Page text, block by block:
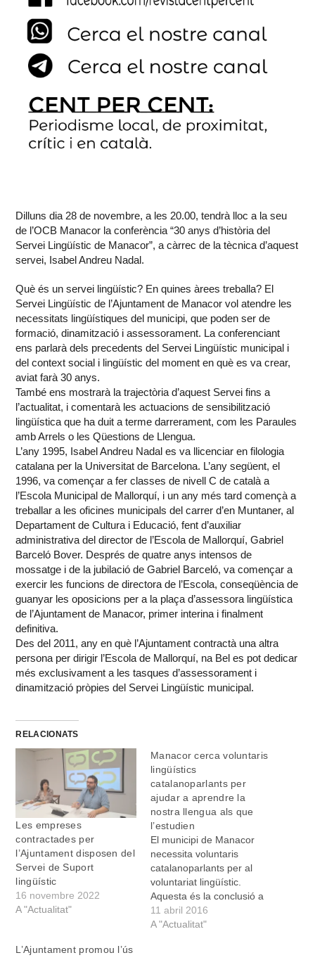
Dilluns dia 28 de novembre, a les 20.00, tendrà lloc a la seu
de l’OCB Manacor la conferència “30 anys d’història del
Servei Lingüístic de Manacor”, a càrrec de la tècnica d’aquest
servei, Isabel Andreu Nadal.
Què és un servei lingüístic? En quines àrees treballa? El
Servei Lingüístic de l’Ajuntament de Manacor vol atendre les
necessitats lingüístiques del municipi, que poden ser de
formació, dinamització i assessorament. La conferenciant
ens parlarà dels precedents del Servei Lingüístic municipal i
del context social i lingüístic del moment en què es va crear,
aviat farà 30 anys.
També ens mostrarà la trajectòria d’aquest Servei fins a
l’actualitat, i comentarà les actuacions de sensibilització
lingüística que ha duit a terme darrerament, com les Paraules
amb Arrels o les Qüestions de Llengua.
L’any 1995, Isabel Andreu Nadal es va llicenciar en filologia
catalana per la Universitat de Barcelona. L’any següent, el
1996, va començar a fer classes de nivell C de català a
l’Escola Municipal de Mallorquí, i un any més tard començà a
treballar a les oficines municipals del carrer d’en Muntaner, al
Departament de Cultura i Educació, fent d’auxiliar
administrativa del director de l’Escola de Mallorquí, Gabriel
Barceló Bover. Després de quatre anys intensos de
mossatge i de la jubilació de Gabriel Barceló, va començar a
exercir les funcions de directora de l’Escola, conseqüència de
guanyar les oposicions per a la plaça d’assessora lingüística
de l’Ajuntament de Manacor, primer interina i finalment
definitiva.
Des del 2011, any en què l’Ajuntament contractà una altra
persona per dirigir l’Escola de Mallorquí, na Bel es pot dedicar
més exclusivament a les tasques d’assessorament i
dinamització pròpies del Servei Lingüístic municipal.
RELACIONATS
Les empreses
contractades per
l’Ajuntament disposen del
Servei de Suport
lingüístic
16 novembre 2022
A "Actualitat"
Manacor cerca voluntaris
lingüístics
catalanoparlants per
ajudar a aprendre la
nostra llengua als que
l’estudien
El municipi de Manacor
necessita voluntaris
catalanoparlants per al
voluntariat lingüístic.
Aquesta és la conclusió a
què s'arribà dijous passat,
dia 7 d'abril, després de la
11 abril 2016
A "Actualitat"
L’Ajuntament promou l’ús